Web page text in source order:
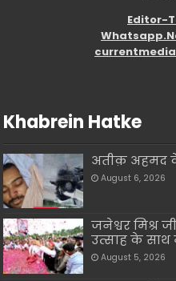
Editor-
Khabrein Hatke
अतीक़ अहमद
August 6, 2026
जनेश्वर मिश्र
उत्साह के साथ
August 5, 2026